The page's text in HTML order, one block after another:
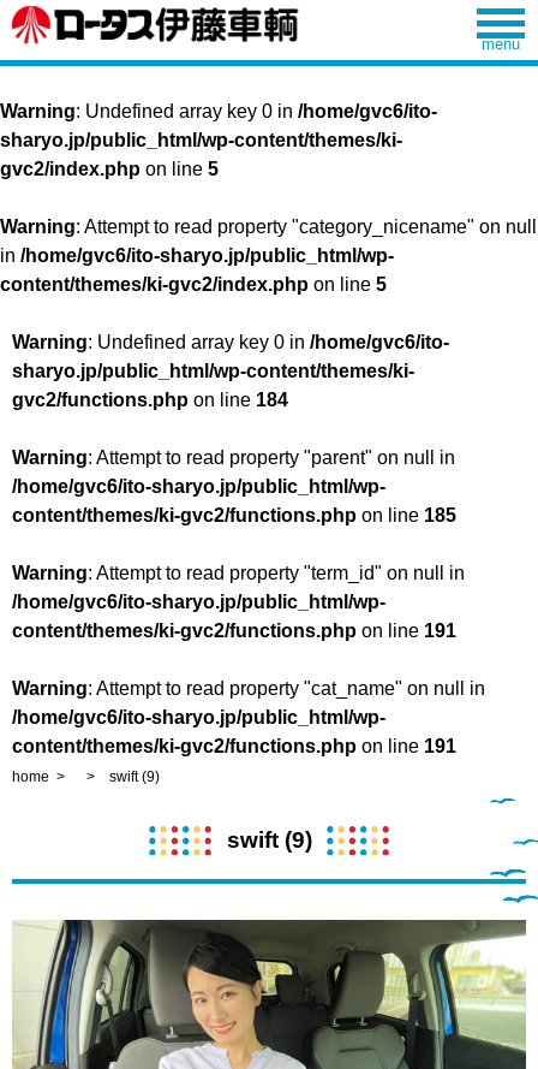
Warning: Undefined array key 0 in /home/gvc6/ito-
sharyo.jp/public_html/wp-content/themes/ki-
gvc2/index.php on line 5
Warning: Attempt to read property "category_nicename" on null
in /home/gvc6/ito-sharyo.jp/public_html/wp-
content/themes/ki-gvc2/index.php on line 5
Warning: Undefined array key 0 in /home/gvc6/ito-
sharyo.jp/public_html/wp-content/themes/ki-
gvc2/functions.php on line 184
Warning: Attempt to read property "parent" on null in
/home/gvc6/ito-sharyo.jp/public_html/wp-
content/themes/ki-gvc2/functions.php on line 185
Warning: Attempt to read property "term_id" on null in
/home/gvc6/ito-sharyo.jp/public_html/wp-
content/themes/ki-gvc2/functions.php on line 191
Warning: Attempt to read property "cat_name" on null in
/home/gvc6/ito-sharyo.jp/public_html/wp-
content/themes/ki-gvc2/functions.php on line 191
home swift (9)
swift (9)